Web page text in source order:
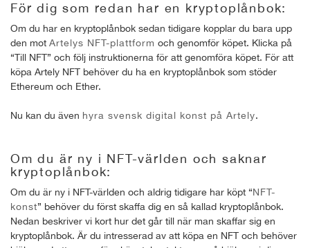
För dig som redan har en kryptoplånbok:
Om du har en kryptoplånbok sedan tidigare kopplar du bara upp
den mot Artelys NFT-plattform och genomför köpet. Klicka på
“Till NFT” och följ instruktionerna för att genomföra köpet. För att
köpa Artely NFT behöver du ha en kryptoplånbok som stöder
Ethereum och Ether.
Nu kan du även hyra svensk digital konst på Artely.
Om du är ny i NFT-världen och saknar
kryptoplånbok:
Om du är ny i NFT-världen och aldrig tidigare har köpt “NFT-
konst” behöver du först skaffa dig en så kallad kryptoplånbok.
Nedan beskriver vi kort hur det går till när man skaffar sig en
kryptoplånbok. Är du intresserad av att köpa en NFT och behöver